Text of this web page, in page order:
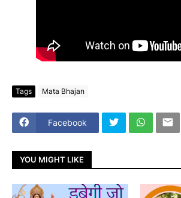
Tags Mata Bhajan
Facebook
YOU MIGHT LIKE